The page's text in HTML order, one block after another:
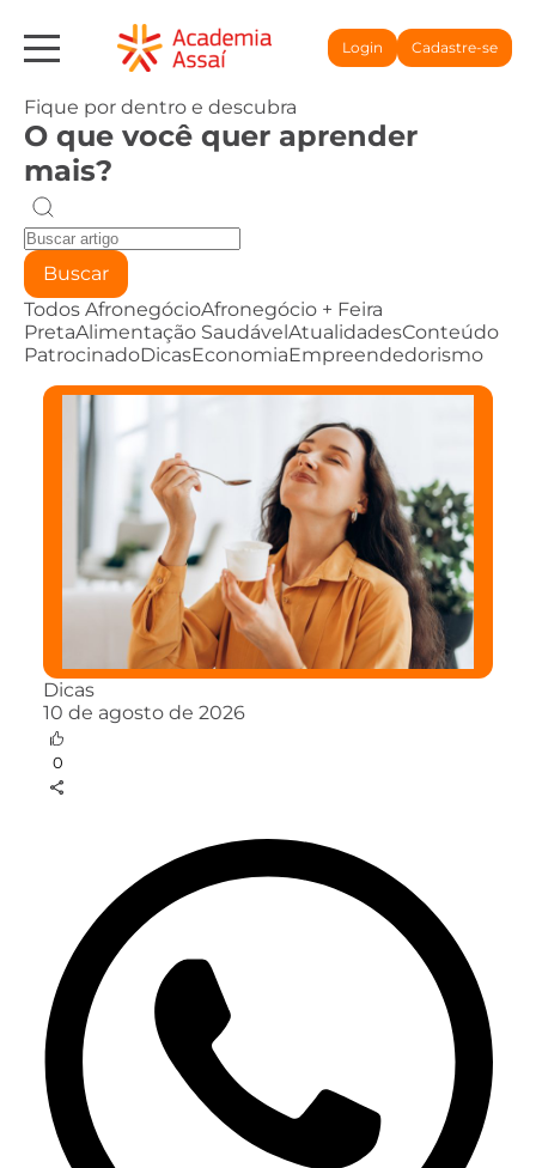
Login Cadastre-se
Fique por dentro e descubra
O que você quer aprender
mais?
Buscar
Todos AfronegócioAfronegócio + Feira
PretaAlimentação SaudávelAtualidadesConteúdo
PatrocinadoDicasEconomiaEmpreendedorismo
Dicas
10 de agosto de 2026
0